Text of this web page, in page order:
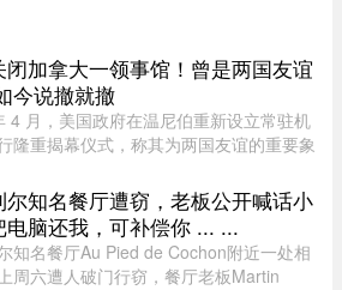
运营模式，将更 ...
闭加拿大一领事馆！曾是两国友谊
今说撤就撤
4 月，美国政府在温尼伯重新设立常驻机
隆重揭幕仪式，称其为两国友谊的重要象
Gary Doer 一同出席仪式。Giffin 表
仅体现了美国政 ...
尔知名餐厅遭窃，老板公开喊话小
电脑还我，可补偿你 ... ...
知名餐厅Au Pied de Cochon附近一处相
周六遭人破门行窃，餐厅老板Martin